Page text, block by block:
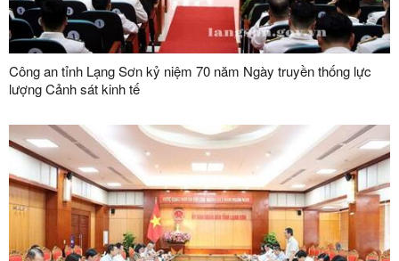
Công an tỉnh Lạng Sơn kỷ niệm 70 năm Ngày truyền thống lực
lượng Cảnh sát kinh tế